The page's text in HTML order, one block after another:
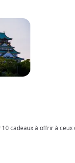
10 cadeaux à offrir à ceux